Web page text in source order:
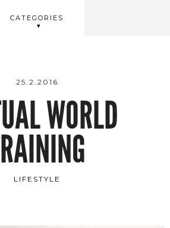
CATEGORIES
BEAUTY
25.2.2016
WORLD
LIFESTYLE